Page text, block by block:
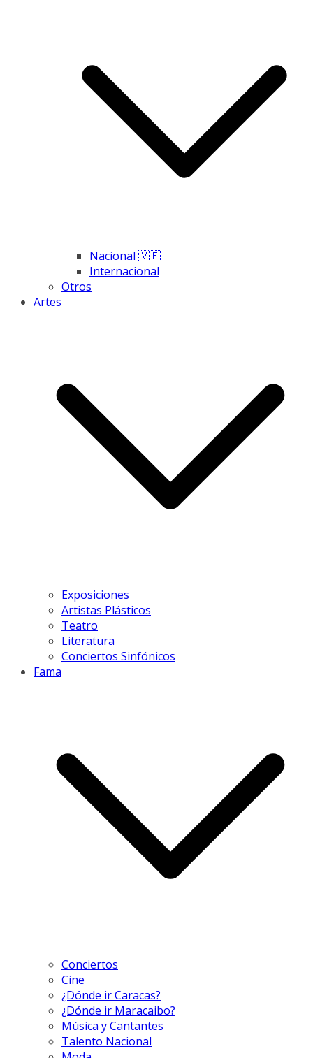
Nacional 🇻🇪
Internacional
Otros
Artes
Exposiciones
Artistas Plásticos
Teatro
Literatura
Conciertos Sinfónicos
Fama
Conciertos
Cine
¿Dónde ir Caracas?
¿Dónde ir Maracaibo?
Música y Cantantes
Talento Nacional